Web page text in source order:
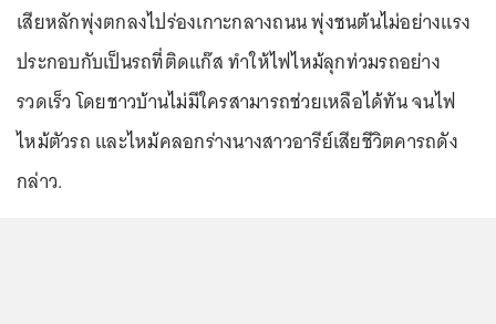
เสียหลักพุ่งตกลงไปร่องเกาะกลางถนน พุ่งชนต้นไม่อย่างแรง
ประกอบกับเป็นรถที่ติดแก๊ส ทำให้ไฟไหม้ลุกท่วมรถอย่าง
รวดเร็ว โดยชาวบ้านไม่มีใครสามารถช่วยเหลือได้ทัน จนไฟ
ไหม้ตัวรถ และไหม้คลอกร่างนางสาวอารีย์เสียชีวิตคารถดัง
กล่าว.